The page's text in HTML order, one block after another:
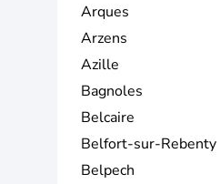
Arques
Arzens
Azille
Bagnoles
Belcaire
Belfort-sur-Rebenty
Belpech